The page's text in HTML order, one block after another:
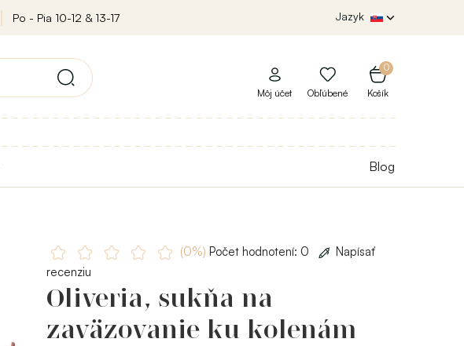
Po - Pia 10-12 & 13-17 Jazyk
0
Košík
Môj účet Obľúbené
Blog
(0%) Počet hodnotení: 0
Napísať
recenziu
Oliveria, sukňa na
zaväzovanie ku kolenám